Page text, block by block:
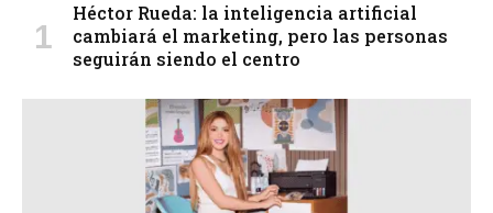
Héctor Rueda: la inteligencia artificial
cambiará el marketing, pero las personas
seguirán siendo el centro